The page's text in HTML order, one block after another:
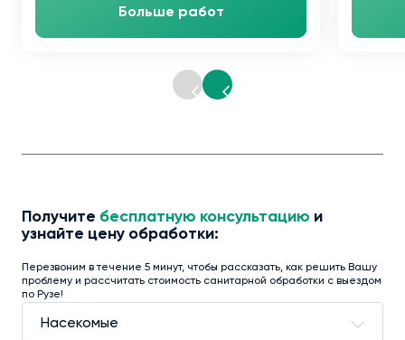
Больше работ
Получите бесплатную консультацию и
узнайте цену обработки:
Перезвоним в течение 5 минут, чтобы рассказать, как решить Вашу
проблему и рассчитать стоимость санитарной обработки с выездом
по Рузе!